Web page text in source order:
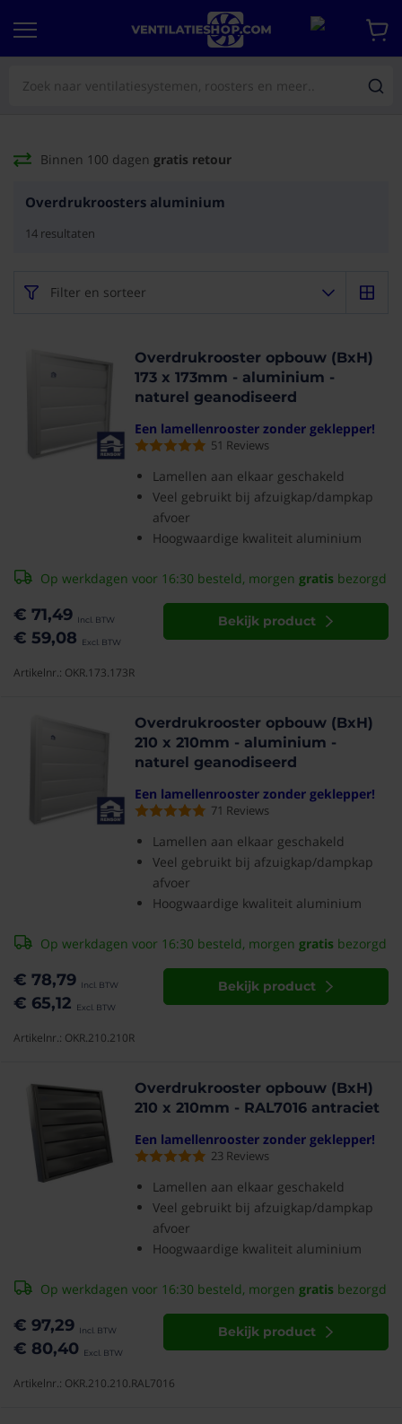
Binnen 100 dagen gratis retour
Overdrukroosters aluminium
14 resultaten
Filter en sorteer
Overdrukrooster opbouw (BxH)
173 x 173mm - aluminium -
naturel geanodiseerd
Een lamellenrooster zonder geklepper!
51 Reviews
Lamellen aan elkaar geschakeld
Veel gebruikt bij afzuigkap/dampkap
afvoer
Hoogwaardige kwaliteit aluminium
€ 71,49
€ 59,08
Op werkdagen voor 16:30 besteld, morgen gratis bezorgd
Bekijk product
Artikelnr.: OKR.173.173R
Overdrukrooster opbouw (BxH)
210 x 210mm - aluminium -
naturel geanodiseerd
Een lamellenrooster zonder geklepper!
71 Reviews
Lamellen aan elkaar geschakeld
Veel gebruikt bij afzuigkap/dampkap
afvoer
Hoogwaardige kwaliteit aluminium
€ 78,79
€ 65,12
Op werkdagen voor 16:30 besteld, morgen gratis bezorgd
Bekijk product
Artikelnr.: OKR.210.210R
Overdrukrooster opbouw (BxH)
210 x 210mm - RAL7016 antraciet
Een lamellenrooster zonder geklepper!
23 Reviews
Lamellen aan elkaar geschakeld
Veel gebruikt bij afzuigkap/dampkap
afvoer
Hoogwaardige kwaliteit aluminium
€ 97,29
€ 80,40
Op werkdagen voor 16:30 besteld, morgen gratis bezorgd
Bekijk product
Artikelnr.: OKR.210.210.RAL7016